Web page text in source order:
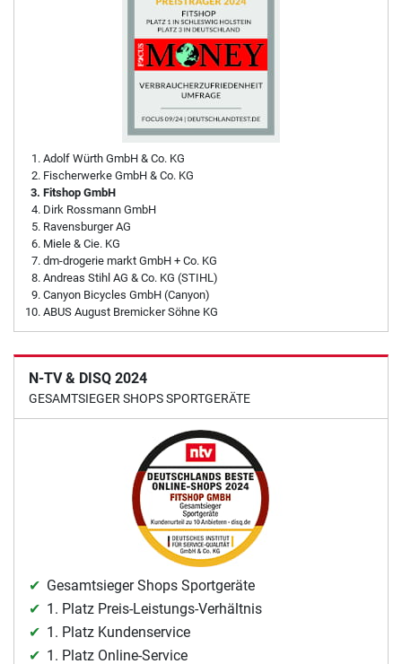
Adolf Würth GmbH & Co. KG
Fischerwerke GmbH & Co. KG
Fitshop GmbH
Dirk Rossmann GmbH
Ravensburger AG
Miele & Cie. KG
dm-drogerie markt GmbH + Co. KG
Andreas Stihl AG & Co. KG (STIHL)
Canyon Bicycles GmbH (Canyon)
ABUS August Bremicker Söhne KG
N-TV & DISQ 2024
GESAMTSIEGER SHOPS SPORTGERÄTE
Gesamtsieger Shops Sportgeräte
1. Platz Preis-Leistungs-Verhältnis
1. Platz Kundenservice
1. Platz Online-Service